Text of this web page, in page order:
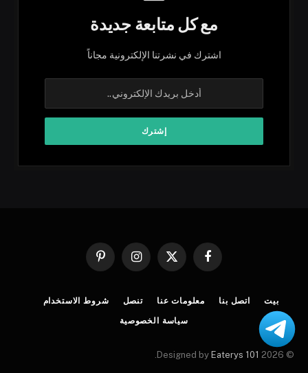
مع كل متابعة جديدة
اشترك في نشرتنا الإلكترونية مجاناً
فيسبوك
X
الانستغرامبينتيريست
بيت اتصل بنا معلومات عنا تنصل شروط الاستخدام
سياسة الخصوصية
© 2026 Designed by
Eaterys 101